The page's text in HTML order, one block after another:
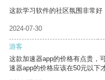
这款学习软件的社区氛围非常好
2024-07-30
游客
这款加速器app的价格有点贵，
速器app的价格应该在50元以下